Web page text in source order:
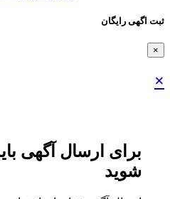
ثبت اگهی رایگان
×
×
برای ارسال آگهی
شوید